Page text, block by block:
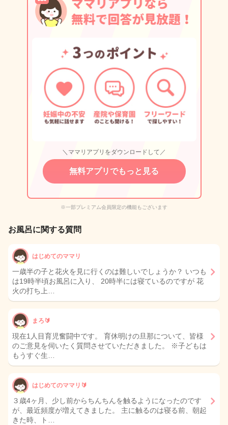
＼ママリアプリをダウンロードして／
無料アプリでもっと見る
※一部プレミアム会員限定の機能もございます
お風呂に関する質問
はじめてのママリ
一歳半の子と花火を見に行くのは難しいでしょうか？ いつも
は19時半頃お風呂に入り、 20時半には寝ているのですが 花
火の打ち上…
まろ🔰
現在1人目育児奮闘中です。 育休明けの旦那について、皆様
のご意見を伺いたく質問させていただきました。 ※子どもは
もうすぐ生…
はじめてのママリ🔰
３歳4ヶ月、少し前からちんちんを触るようになったのです
が、最近頻度が増えてきました。 主に触るのは寝る前、朝起
きた時、ト…